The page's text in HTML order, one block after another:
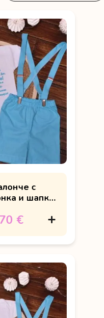
с
и шапка
€